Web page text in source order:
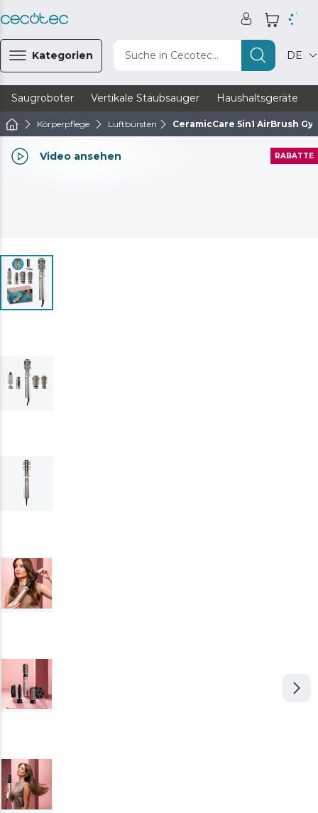
Kategorien Suche in Cecotec... DE
Saugroboter Vertikale Staubsauger Haushaltsgeräte
Körperpflege Luftbürsten CeramicCare 5in1 AirBrush
Video ansehen RABATTE